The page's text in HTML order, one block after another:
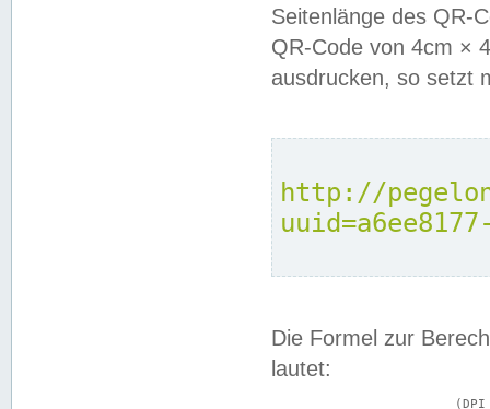
Seitenlänge des QR-
QR-Code von 4cm ×
ausdrucken, so setzt
http://
Die Formel zur
lautet: